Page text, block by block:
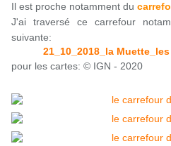
Il est proche notamment du
J'ai traversé ce carrefour
suivante:
21_10_2018_la
pour les cartes: © IGN - 2020